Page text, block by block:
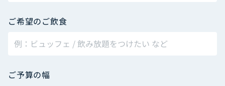
ご希望のご飲食
ご予算の幅